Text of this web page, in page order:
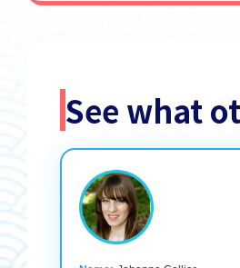
See what